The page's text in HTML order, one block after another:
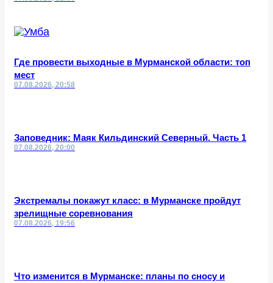
Где провести выходные в Мурманской области: топ
мест
07.08.2026, 20:58
Заповедник: Маяк Кильдинский Северный. Часть 1
07.08.2026, 20:00
Экстремалы покажут класс: в Мурманске пройдут
зрелищные соревнования
07.08.2026, 19:56
Что изменится в Мурманске: планы по сносу и